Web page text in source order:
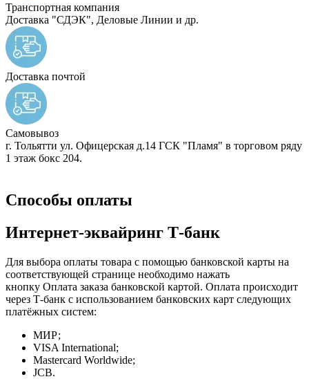
Транспортная компания
Доставка "СДЭК", Деловые Линии и др.
Доставка почтой
Самовывоз
г. Тольятти ул. Офицерская д.14 ГСК "Пламя" в торговом ряду
1 этаж бокс 204.
Способы оплаты
Интернет-эквайринг Т-банк
Для выбора оплаты товара с помощью банковской карты на
соответствующей странице необходимо нажать
кнопку Оплата заказа банковской картой. Оплата происходит
через Т-банк с использованием банковских карт следующих
платёжных систем:
МИР;
VISA International;
Mastercard Worldwide;
JCB.